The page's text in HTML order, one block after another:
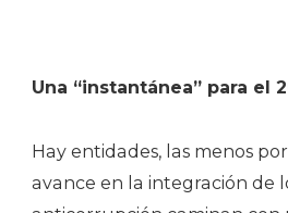
Una “instantánea” para el
Hay entidades, las menos
avance en la integración de